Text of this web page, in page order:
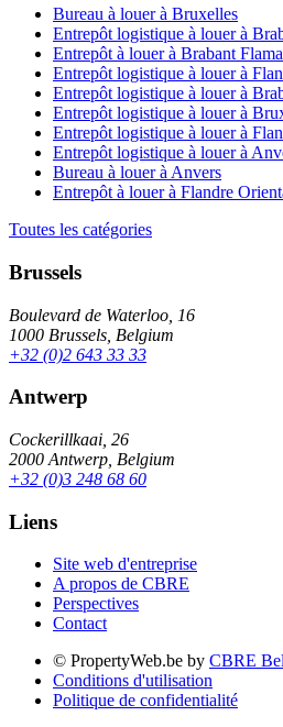
Bureau à louer à Bruxelles
Entrepôt logistique à louer à
Entrepôt à louer à Brabant
Entrepôt logistique à louer à
Entrepôt logistique à louer à
Entrepôt logistique à louer à
Entrepôt logistique à louer à
Entrepôt logistique à louer à
Bureau à louer à Anvers
Entrepôt à louer à Flandre
Toutes les catégories
Brussels
Boulevard de Waterloo, 16
1000 Brussels, Belgium
+32 (0)2 643 33 33
Antwerp
Cockerillkaai, 26
2000 Antwerp, Belgium
+32 (0)3 248 68 60
Liens
Site web d'entreprise
A propos de CBRE
Perspectives
Contact
© PropertyWeb.be by CBRE
Conditions d'utilisation
Politique de confidentialité